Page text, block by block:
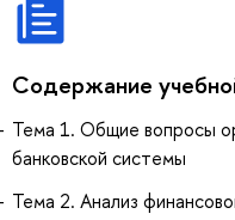
Содержание
Тема 1. Общие вопросы
банковской системы
Тема 2. Анализ